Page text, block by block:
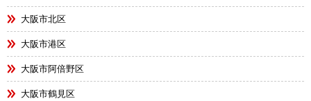
大阪市北区
大阪市港区
大阪市阿倍野区
大阪市鶴見区